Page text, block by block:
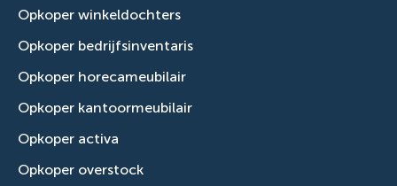
Opkoper winkeldochters
Opkoper bedrijfsinventaris
Opkoper horecameubilair
Opkoper kantoormeubilair
Opkoper activa
Opkoper overstock